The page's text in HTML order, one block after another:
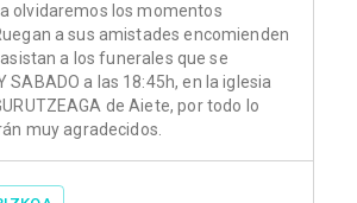
olvidaremos los momentos
a sus amistades encomienden
a los funerales que se
SABADO a las 18:45h, en la iglesia
de Aiete, por todo lo
muy agradecidos.